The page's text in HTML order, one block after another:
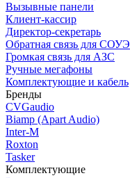
Вызывные панели
Клиент-кассир
Директор-секретарь
Обратная связь для СОУЭ
Громкая связь для АЗС
Ручные мегафоны
Комплектующие и кабель
Бренды
CVGaudio
Biamp (Apart Audio)
Inter-M
Roxton
Tasker
Комплектующие